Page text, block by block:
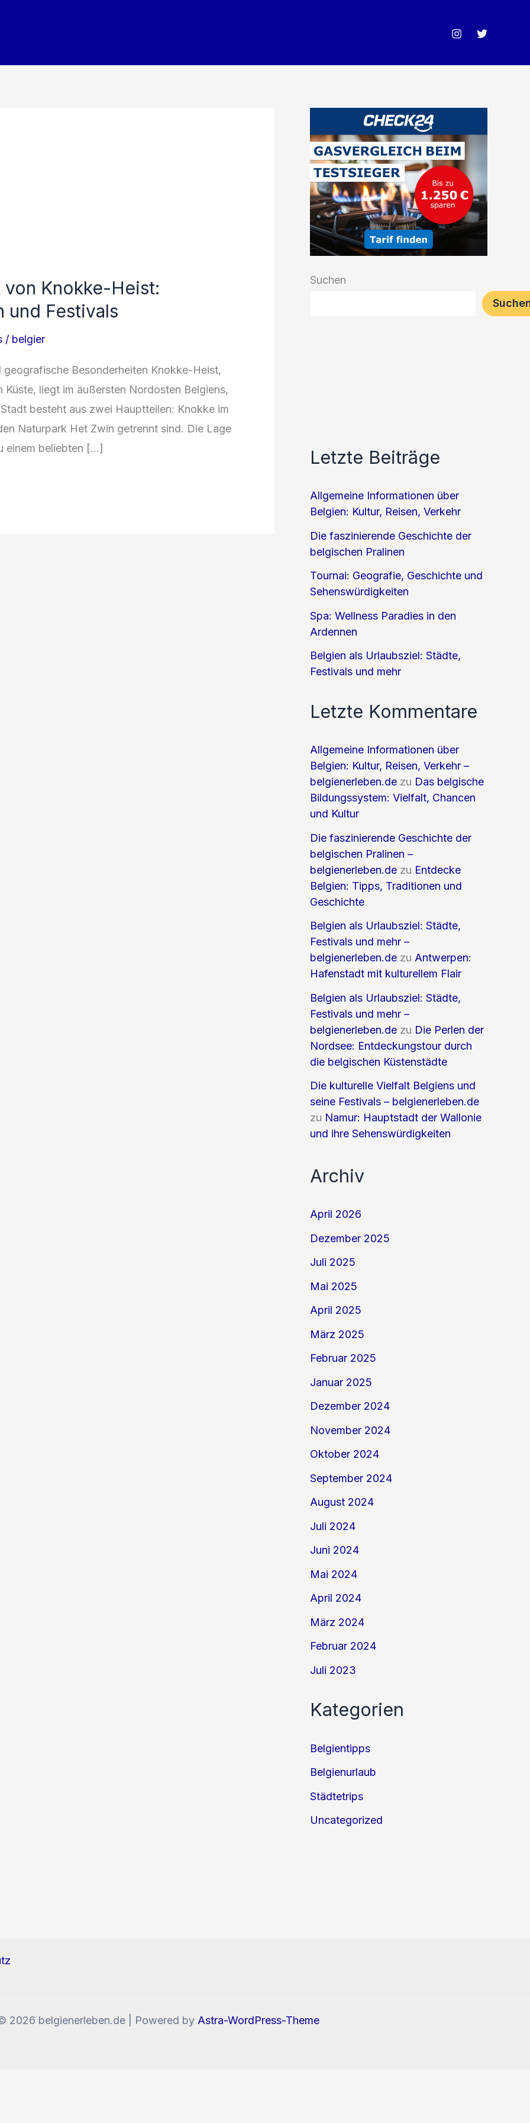
Knokke-Heist:
und Festivals
/ belgier
Besonderheiten Knokke-Heist,
Küste, liegt im äußersten Nordosten Belgiens,
besteht aus zwei Hauptteilen: Knokke im
Naturpark Het Zwin getrennt sind. Die Lage
einem beliebten […]
Suchen
Letzte Beiträge
Allgemeine Informationen über
Belgien: Kultur, Reisen, Verkehr
Die faszinierende Geschichte der
belgischen Pralinen
Tournai: Geografie, Geschichte und
Sehenswürdigkeiten
Spa: Wellness Paradies in den
Ardennen
Belgien als Urlaubsziel: Städte,
Festivals und mehr
Letzte Kommentare
Allgemeine Informationen über
Belgien: Kultur, Reisen, Verkehr –
belgienerleben.de zu Das belgische
Bildungssystem: Vielfalt, Chancen
und Kultur
Die faszinierende Geschichte der
belgischen Pralinen –
belgienerleben.de zu Entdecke
Belgien: Tipps, Traditionen und
Geschichte
Belgien als Urlaubsziel: Städte,
Festivals und mehr –
belgienerleben.de zu Antwerpen:
Hafenstadt mit kulturellem Flair
Belgien als Urlaubsziel: Städte,
Festivals und mehr –
belgienerleben.de zu Die Perlen der
Nordsee: Entdeckungstour durch
die belgischen Küstenstädte
Die kulturelle Vielfalt Belgiens und
seine Festivals – belgienerleben.de
zu Namur: Hauptstadt der Wallonie
und ihre Sehenswürdigkeiten
Archiv
April 2026
Dezember 2025
Juli 2025
Mai 2025
April 2025
März 2025
Februar 2025
Januar 2025
Dezember 2024
November 2024
Oktober 2024
September 2024
August 2024
Juli 2024
Juni 2024
Mai 2024
April 2024
März 2024
Februar 2024
Juli 2023
Kategorien
Belgientipps
Belgienurlaub
Städtetrips
Uncategorized
2026 belgienerleben.de | Powered by Astra-WordPress-Theme